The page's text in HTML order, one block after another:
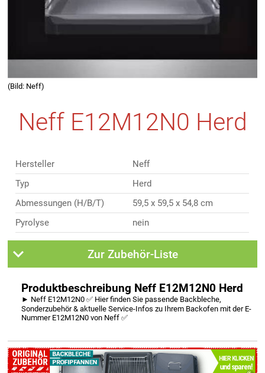
(Bild: Neff)
Neff E12M12N0 Herd
Hersteller
Neff
Typ
Herd
Abmessungen (H/B/T)
59,5 x 59,5 x 54,8 cm
Pyrolyse
nein
Zur Zubehör-Liste
Produktbeschreibung Neff E12M12N0 Herd
► Neff E12M12N0 ✅ Hier finden Sie passende Backbleche,
Sonderzubehör & aktuelle Service-Infos zu Ihrem Backofen mit der E-
Nummer E12M12N0 von Neff ✅